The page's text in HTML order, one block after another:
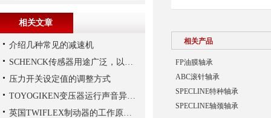
相关产品
FP油膜轴承
ABC滚针轴承
SPECLINE特种轴承
SPECLINE轴颈轴承
相关文章
介绍几种常见的减速机
SCHENCK传感器用途广泛，以下是一些常见的应用领域
压力开关设定值的调整方式
TOYOGIKEN变压器运行声音异常的判断方法
英国TWIFLEX制动器的工作原理,大家想知道吗？